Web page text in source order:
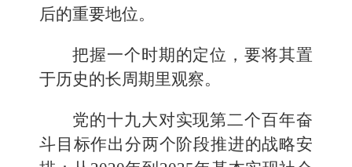
后的重要地位。
把握一个时期的定位，要将其置
于历史的长周期里观察。
党的十九大对实现第二个百年奋
斗目标作出分两个阶段推进的战略安